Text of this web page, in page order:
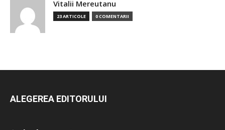
Vitalii Mereutanu
23 ARTICOLE 0 COMENTARII
ALEGEREA EDITORULUI